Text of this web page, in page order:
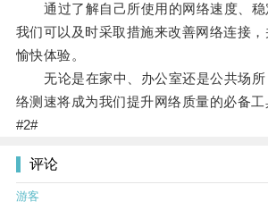
通过了解自己所使用的网络速度、稳
我们可以及时采取措施来改善网络连接
愉快体验。
无论是在家中、办公室还是公共场所
络测速将成为我们提升网络质量的必备工
#2#
评论
游客